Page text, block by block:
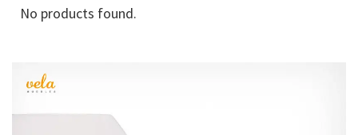
No products found.